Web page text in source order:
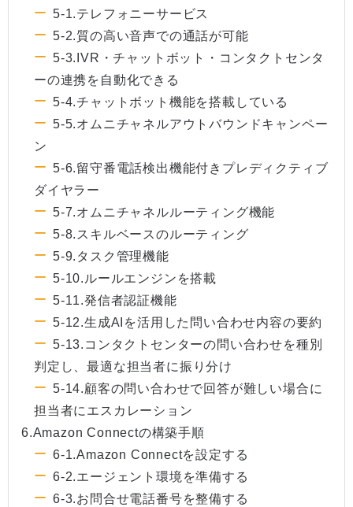
5-1.テレフォニーサービス
5-2.質の高い音声での通話が可能
5-3.IVR・チャットボット・コンタクトセンタ
ーの連携を自動化できる
5-4.チャットボット機能を搭載している
5-5.オムニチャネルアウトバウンドキャンペー
ン
5-6.留守番電話検出機能付きプレディクティブ
ダイヤラー
5-7.オムニチャネルルーティング機能
5-8.スキルベースのルーティング
5-9.タスク管理機能
5-10.ルールエンジンを搭載
5-11.発信者認証機能
5-12.生成AIを活用した問い合わせ内容の要約
5-13.コンタクトセンターの問い合わせを種別
判定し、最適な担当者に振り分け
5-14.顧客の問い合わせで回答が難しい場合に
担当者にエスカレーション
6.Amazon Connectの構築手順
6-1.Amazon Connectを設定する
6-2.エージェント環境を準備する
6-3.お問合せ電話番号を整備する